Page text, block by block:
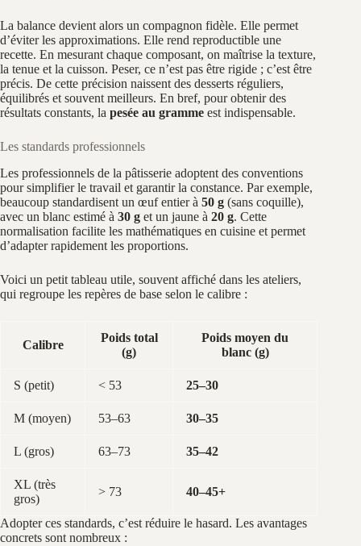
La balance devient alors un compagnon fidèle. Elle permet
d’éviter les approximations. Elle rend reproductible une
recette. En mesurant chaque composant, on maîtrise la texture,
la tenue et la cuisson. Peser, ce n’est pas être rigide ; c’est être
précis. De cette précision naissent des desserts réguliers,
équilibrés et souvent meilleurs. En bref, pour obtenir des
résultats constants, la pesée au gramme est indispensable.
Les standards professionnels
Les professionnels de la pâtisserie adoptent des conventions
pour simplifier le travail et garantir la constance. Par exemple,
beaucoup standardisent un œuf entier à 50 g (sans coquille),
avec un blanc estimé à 30 g et un jaune à 20 g. Cette
normalisation facilite les mathématiques en cuisine et permet
d’adapter rapidement les proportions.
Voici un petit tableau utile, souvent affiché dans les ateliers,
qui regroupe les repères de base selon le calibre :
Calibre
Poids total
(g)
Poids moyen du
blanc (g)
S (petit) < 53 25–30
M (moyen) 53–63 30–35
L (gros) 63–73 35–42
XL (très
gros)
> 73 40–45+
Adopter ces standards, c’est réduire le hasard. Les avantages
concrets sont nombreux :